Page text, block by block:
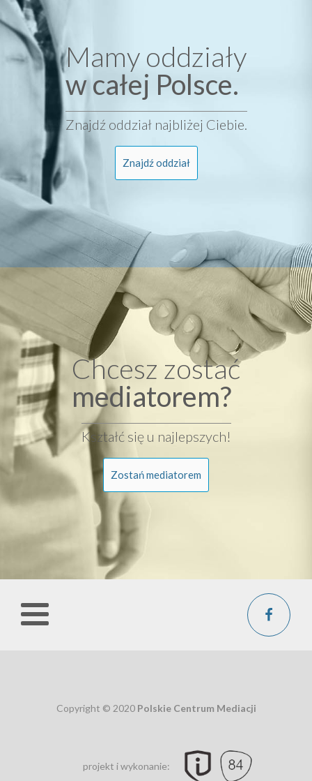
Mamy oddziały
w całej Polsce.
Znajdź oddział najbliżej Ciebie.
Znajdź oddział
Chcesz zostać
mediatorem?
Kształć się u najlepszych!
Zostań mediatorem
Copyright © 2020 Polskie Centrum Mediacji
projekt i wykonanie: